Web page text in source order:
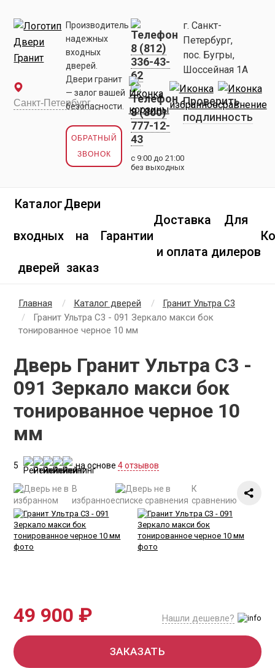
Производитель
надежных
входных
дверей.
Двери гранит
— залог вашей
безопасности.
ОБРАТНЫЙ
ЗВОНОК
8 (812)
336-43-
62
8 (800)
777-12-
43
с 9:00 до 21:00
без выходных
г. Санкт-
Петербург,
пос. Бугры,
Шоссейная 1А
Проверить
подлинность
Каталог
входных
дверей
Двери
на
заказ
Гарантии
Доставка
и оплата
Для
дилеров
Главная Каталог дверей
Гранит Ультра С3
Гранит Ультра С3 - 091 Зеркало макси бок
тонированное черное 10 мм
Дверь Гранит Ультра С3 -
091 Зеркало макси бок
тонированное черное 10
мм
5 на основе4 отзывов
В
избранное
К
сравнению
49 900 ₽ Нашли дешевле?
ЗАКАЗАТЬ